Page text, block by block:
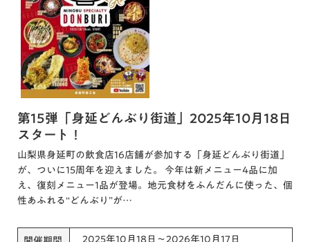
第15弾「身延どんぶり街道」2025年10月18日
スタート！
山梨県身延町の飲食店16店舗が参加する「身延どんぶり街道」
が、ついに15周年を迎えました。 今年は新メニュー4品に加
え、復刻メニュー1品が登場。地元食材をふんだんに使った、個
性あふれる“どんぶり”が…
2025年10月18日～2026年10月17日